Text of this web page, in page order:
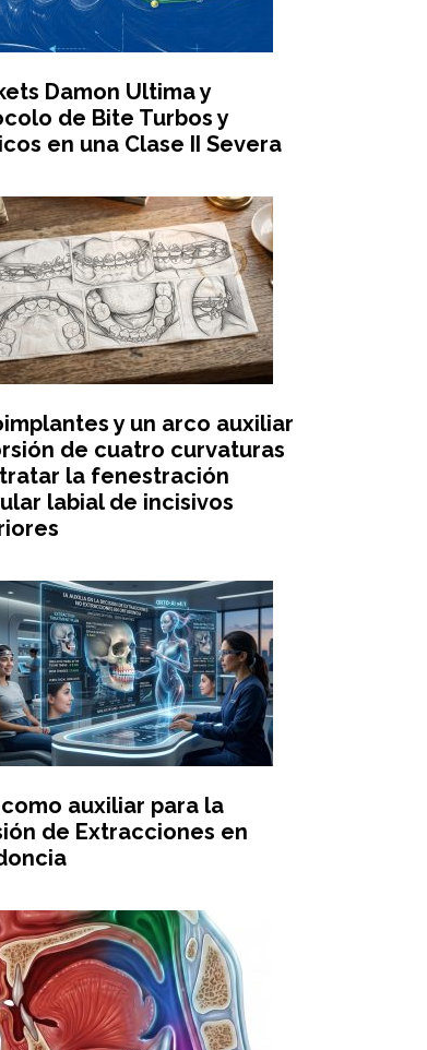
Damon Ultima y
de Bite Turbos y
en una Clase II Severa
y un arco auxiliar
de cuatro curvaturas
la fenestración
labial de incisivos
como auxiliar para la
de Extracciones en